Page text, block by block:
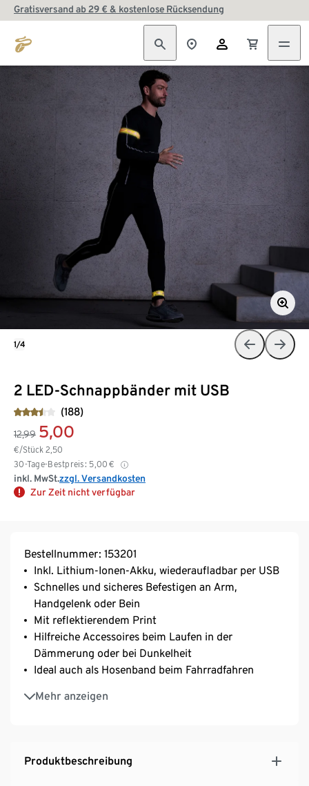
Gratisversand ab 29 € & kostenlose Rücksendung
2 LED-Schnappbänder mit USB
(188)
12,99 5,00
€/Stück 2,50
30-Tage-Bestpreis: 5,00 €
inkl. MwSt.zzgl. Versandkosten
Zur Zeit nicht verfügbar
1/4
Bestellnummer: 153201
Inkl. Lithium-Ionen-Akku, wiederaufladbar per USB
Schnelles und sicheres Befestigen an Arm,
Handgelenk oder Bein
Mit reflektierendem Print
Hilfreiche Accessoires beim Laufen in der
Dämmerung oder bei Dunkelheit
Ideal auch als Hosenband beim Fahrradfahren
Mehr anzeigen
Leuchtet auf Knopfdruck
3 Leuchtstufen: dauerhaft, langsames Blinken,
Wasserfest bei Schweiß und Regen
Inkl. Micro-USB-Ladebuchse und Y-USB-Ladekabel
Produktbeschreibung